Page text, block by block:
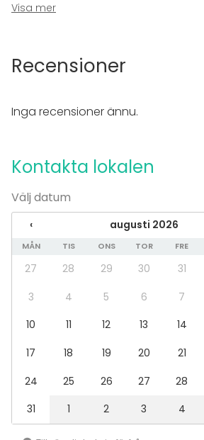
Utrustning
Anteckningsmaterial
Evenemang
Middag / Lunch
Konferens
Julbord / Julfest
Företagsevent
Företagsfest
Team building / Kick Off
Klassrum
Styrelserum
Visa mer
Recensioner
Inga recensioner ännu.
Kontakta lokalen
Välj datum
‹ augusti 2026
MÅN TIS ONS TOR FRE
27 28 29 30 31
3
4 5 6 7
10
11 12 13 14
17
18 19 20 21
24
25 26 27 28
31
1 2 3 4